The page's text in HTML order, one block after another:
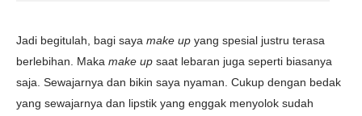
Jadi begitulah, bagi saya make up yang spesial justru terasa
berlebihan. Maka make up saat lebaran juga seperti biasanya
saja. Sewajarnya dan bikin saya nyaman. Cukup dengan bedak
yang sewajarnya dan lipstik yang enggak menyolok sudah